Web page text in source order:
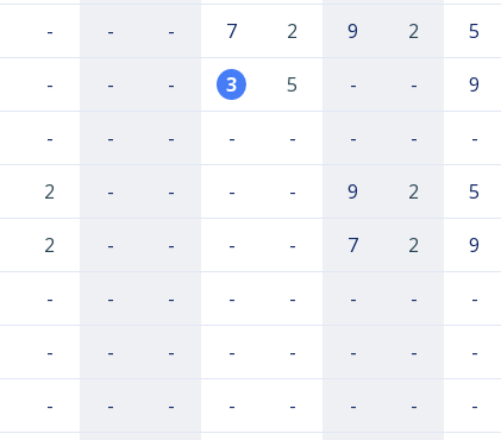
- - - 7 2 9 2 5
- - - 3 5 - - 9
- - - - - - - -
2 - - - - 9 2 5
2 - - - - 7 2 9
- - - - - - - -
- - - - - - - -
- - - - - - - -